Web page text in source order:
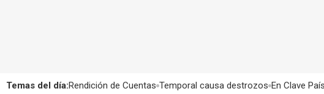
Temas del día:Rendición de Cuentas Temporal causa destrozos En Clave País